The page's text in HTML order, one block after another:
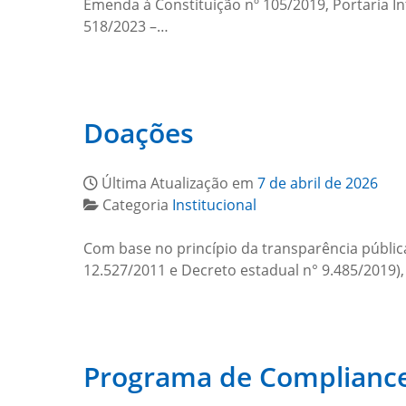
Emenda à Constituição nº 105/2019, Portaria
518/2023 –…
Doações
Última Atualização em 7 de abril de 2026
Categoria Institucional
Com base no princípio da transparência
12.527/2011 e Decreto estadual n° 9.485/
Programa de